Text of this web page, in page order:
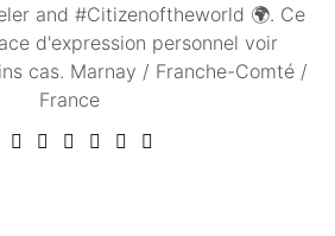
and #Citizenoftheworld 🌍. Ce
d'expression personnel voir
cas. Marnay / Franche-Comté /
France